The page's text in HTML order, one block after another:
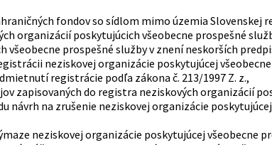
fondov so sídlom mimo územia Slovenskej
organizácií poskytujúcich všeobecne prospešné
prospešné služby v znení neskorších
neziskovej organizácie poskytujúcej
registrácie podľa zákona č. 213/1997 Z. z.,
zapisovaných do registra neziskových organizácií
návrh na zrušenie neziskovej organizácie
neziskovej organizácie poskytujúcej všeobecne